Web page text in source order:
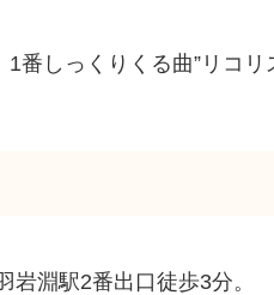
番しっくりくる曲”リコリ
岩淵駅2番出口徒歩3分。